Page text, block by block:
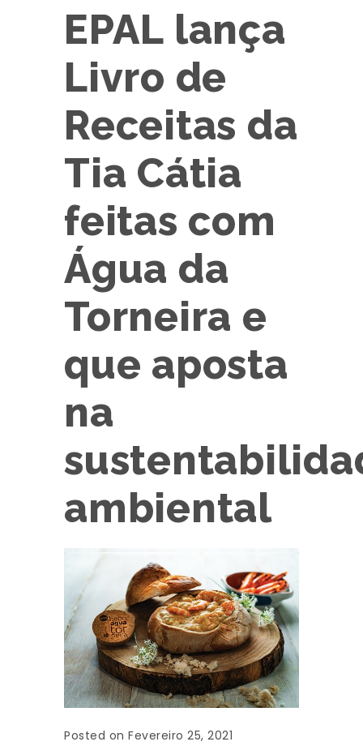
EPAL lança
Livro de
Receitas da
Tia Cátia
feitas com
Água da
Torneira e
que aposta
na
ambiental
Posted on Fevereiro 25, 2021